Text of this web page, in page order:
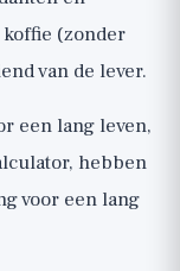
(zonder
van de lever.
een lang leven,
hebben
voor een lang